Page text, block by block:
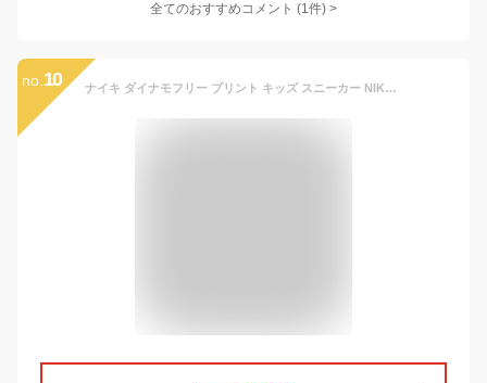
全てのおすすめコメント (1件) >
no. 10 ナイキ ダイナモフリー プリント キッズ スニーカー NIKE DYNAMO FREE PRINTE TD 834366-002 ベビーシューズ ナイキ 子供靴 【QHQH-28thjj】● 耐克 毛毛虫